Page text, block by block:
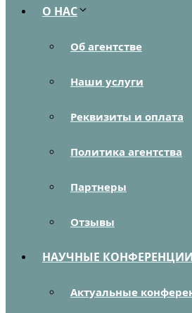
О НАС
Об агентстве
Наши услуги
Реквизиты и оплата
Политика агентства
Партнеры
Отзывы
НАУЧНЫЕ КОНФЕРЕНЦИИ
Актуальные